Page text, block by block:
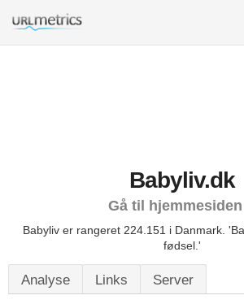
Babyliv.dk
Gå til hjemmesiden
Babyliv er rangeret 224.151 i Danmark.
fødsel.'
Analyse Links Server